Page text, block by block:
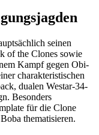
seinen
of the Clones sowie
Kampf gegen Obi-
charakteristischen
dualen Westar-34-
Besonders
für die Clone
thematisieren.